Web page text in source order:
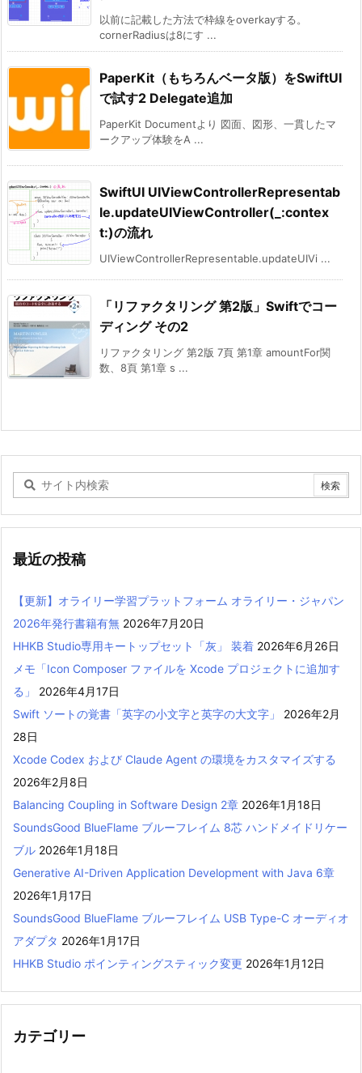
以前に記載した方法で枠線をoverkayする。
cornerRadiusは8にす ...
PaperKit（もちろんベータ版）をSwiftUI
で試す2 Delegate追加
PaperKit Documentより 図面、図形、一貫したマ
ークアップ体験をA ...
SwiftUI UIViewControllerRepresentab
le.updateUIViewController(_:contex
t:)の流れ
UIViewControllerRepresentable.updateUIVi ...
「リファクタリング 第2版」Swiftでコー
ディング その2
リファクタリング 第2版 7頁 第1章 amountFor関
数、8頁 第1章 s ...
最近の投稿
【更新】オライリー学習プラットフォーム オライリー・ジャパン
2026年発行書籍有無 2026年7月20日
HHKB Studio専用キートップセット「灰」 装着 2026年6月26日
メモ「Icon Composer ファイルを Xcode プロジェクトに追加す
る」
2026年4月17日
Swift ソートの覚書「英字の小文字と英字の大文字」
2026年2月
28日
Xcode Codex および Claude Agent の環境をカスタマイズする
2026年2月8日
Balancing Coupling in Software Design 2章 2026年1月18日
SoundsGood BlueFlame ブルーフレイム 8芯 ハンドメイドリケー
ブル 2026年1月18日
Generative AI-Driven Application Development with Java 6章
2026年1月17日
SoundsGood BlueFlame ブルーフレイム USB Type-C オーディオ
アダプタ 2026年1月17日
HHKB Studio ポインティングスティック変更 2026年1月12日
カテゴリー